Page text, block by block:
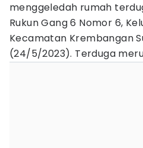
menggeledah rumah
Rukun Gang 6 Nomor 6,
Kecamatan Krembangan
(24/5/2023). Terduga